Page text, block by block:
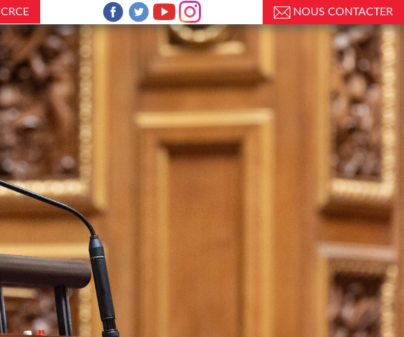
NOUS CONTACTER